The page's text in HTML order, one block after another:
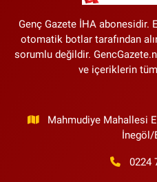
Genç Gazete İHA abonesidir.
otomatik botlar tarafından
sorumlu değildir.
ve içeriklerin tüm
Mahmudiye Mahallesi
İnegöl/
0224